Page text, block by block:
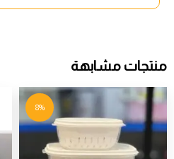
منتجات مشابهة
8%